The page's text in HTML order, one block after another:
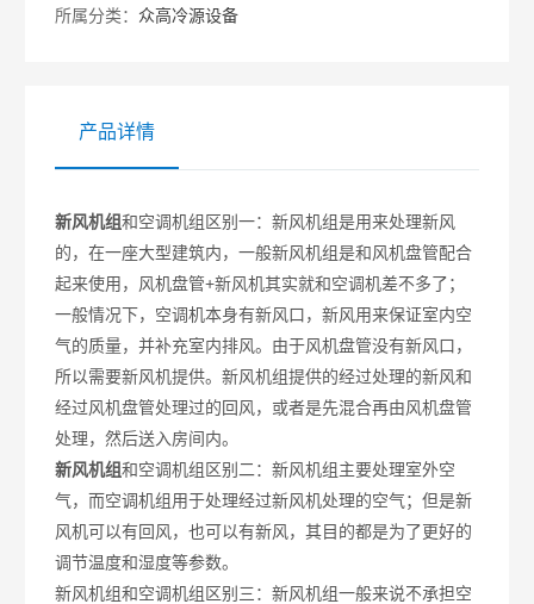
风。由于风机盘管没有新风口，所以需要新风机提
处理过的回风，或者是先混合再由风机盘管处理，然
后送入房间内。
所属分类： 众高冷源设备
产品详情
新风机组和空调机组区别一：新风机组是用来处理新风
的，在一座大型建筑内，一般新风机组是和风机盘管配合
起来使用，风机盘管+新风机其实就和空调机差不多了；
一般情况下，空调机本身有新风口，新风用来保证室内空
气的质量，并补充室内排风。由于风机盘管没有新风口，
所以需要新风机提供。新风机组提供的经过处理的新风和
经过风机盘管处理过的回风，或者是先混合再由风机盘管
处理，然后送入房间内。
新风机组和空调机组区别二：新风机组主要处理室外空
气，而空调机组用于处理经过新风机处理的空气；但是新
风机可以有回风，也可以有新风，其目的都是为了更好的
调节温度和湿度等参数。
新风机组和空调机组区别三：新风机组一般来说不承担空